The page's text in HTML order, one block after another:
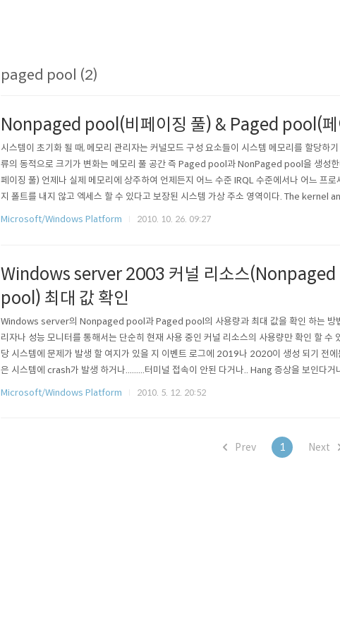
paged pool (2)
Nonpaged pool(비페이징 풀) & Paged pool(페
시스템이 초기화 될 때, 메모리 관리자는 커널모드 구성 요소들이 시스템 메모리를 할당하
류의 동적으로 크기가 변화는 메모리 풀 공간 즉 Paged pool과 NonPaged pool을 생성
페이징 풀) 언제나 실제 메모리에 상주하여 언제든지 어느 수준 IRQL 수준에서나 어느 프로
지 폴트를 내지 않고 엑세스 할 수 있다고 보장된 시스템 가상 주소 영역이다. The
onpaged pool to store data that might be accessed when the system can’t
Microsoft/Windows Platform 2010. 10. 26. 09:27
Windows server 2003 커널 리소스
pool) 최대 값 확인
Windows server의 Nonpaged pool과 Paged pool의 사용량과 최대 값을 확인 하는 방
리자나 성능 모니터를 통해서는 단순히 현재 사용 중인 커널 리소스의 사용량만 확인 할 수
당 시스템에 문제가 발생 할 여지가 있을 지 이벤트 로그에 2019나 2020이 생성 되기 전에
은 시스템에 crash가 발생 하거나.........터미널 접속이 안된 다거나.. Hang 증상을 보인다거
생해야 확인이 가능 하다는 것이죠.. 사전에 미리 예방 할 수 있는 방법은 없는 걸까요? 아래
Microsoft/Windows Platform 2010. 5. 12. 20:52
Prev 1 Next